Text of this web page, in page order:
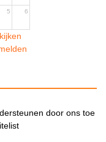
5 6
door ons toe